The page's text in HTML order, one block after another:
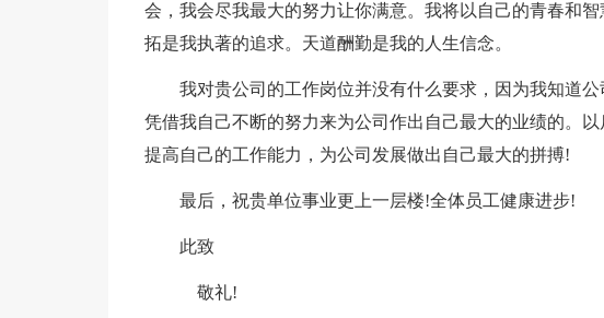
会，我会尽我最大的努力让你满意。我将以自己的青春和
拓是我执著的追求。天道酬勤是我的人生信念。
我对贵公司的工作岗位并没有什么要求，因为我知道
凭借我自己不断的努力来为公司作出自己最大的业绩的。
提高自己的工作能力，为公司发展做出自己最大的拼搏!
最后，祝贵单位事业更上一层楼!全体员工健康进步!
此致
敬礼!